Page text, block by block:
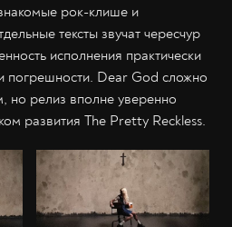
рок-клише и
тексты звучат чересчур
исполнения практически
погрешности. Dear God сложно
но релиз вполне уверенно
развития The Pretty Reckless.